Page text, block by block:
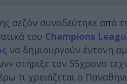
σεζόν συνοδεύτηκε από
του Champions
να δημιουργούν έντονη
στήριξε τον 55χρονο
τι χρειάζεται ο